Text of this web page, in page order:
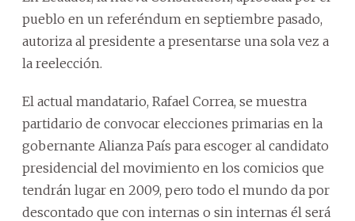
pueblo en un referéndum en septiembre pasado,
autoriza al presidente a presentarse una sola vez a
la reelección.
El actual mandatario, Rafael Correa, se muestra
partidario de convocar elecciones primarias en la
gobernante Alianza País para escoger al candidato
presidencial del movimiento en los comicios que
tendrán lugar en 2009, pero todo el mundo da por
descontado que con internas o sin internas él será